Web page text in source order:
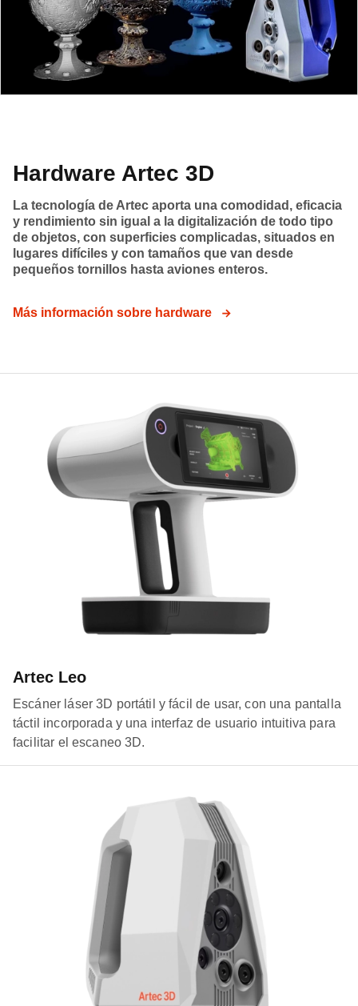
Hardware Artec 3D
La tecnología de Artec aporta una comodidad, eficacia
y rendimiento sin igual a la digitalización de todo tipo
de objetos, con superficies complicadas, situados en
lugares difíciles y con tamaños que van desde
pequeños tornillos hasta aviones enteros.
Más información sobre hardware
Artec Leo
Escáner láser 3D portátil y fácil de usar, con una pantalla
táctil incorporada y una interfaz de usuario intuitiva para
facilitar el escaneo 3D.